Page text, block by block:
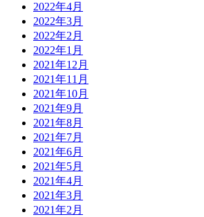
2022年4月
2022年3月
2022年2月
2022年1月
2021年12月
2021年11月
2021年10月
2021年9月
2021年8月
2021年7月
2021年6月
2021年5月
2021年4月
2021年3月
2021年2月